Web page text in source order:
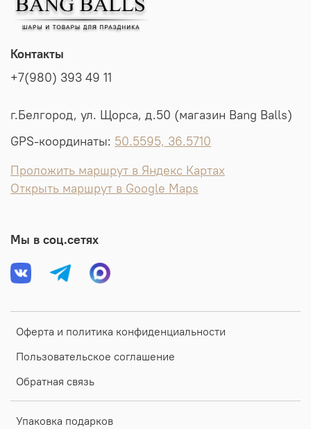
Оферта и политика конфиденциальности
Пользовательское соглашение
Обратная связь
Упаковка подарков
Контакты
+7(980) 393 49 11
г.Белгород, ул. Щорса, д.50 (магазин Bang Balls)
GPS-координаты: 50.5595, 36.5710
Проложить маршрут в Яндекс Картах
Открыть маршрут в Google Maps
Мы в соц.сетях